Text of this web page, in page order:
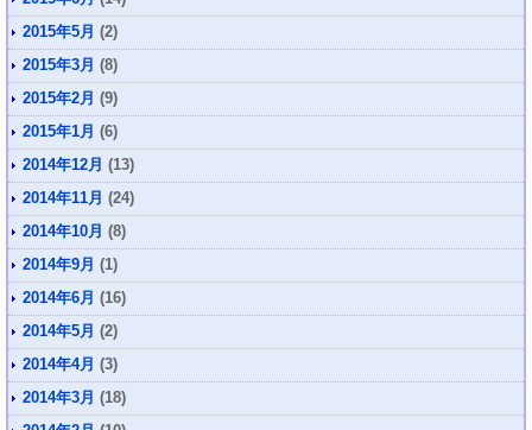
2015年5月 (2)
2015年3月 (8)
2015年2月 (9)
2015年1月 (6)
2014年12月 (13)
2014年11月 (24)
2014年10月 (8)
2014年9月 (1)
2014年6月 (16)
2014年5月 (2)
2014年4月 (3)
2014年3月 (18)